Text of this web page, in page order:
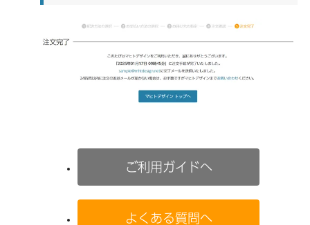
ご利用ガイドへ
よくある質問へ